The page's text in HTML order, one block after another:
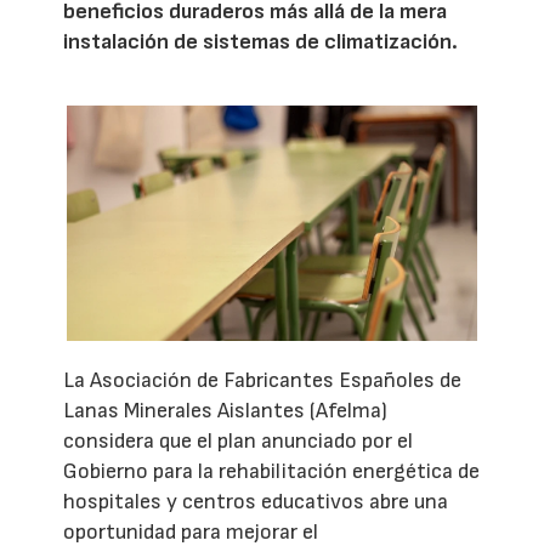
beneficios duraderos más allá de la mera
instalación de sistemas de climatización.
La Asociación de Fabricantes Españoles de
Lanas Minerales Aislantes (Afelma)
considera que el plan anunciado por el
Gobierno para la rehabilitación energética de
hospitales y centros educativos abre una
oportunidad para mejorar el